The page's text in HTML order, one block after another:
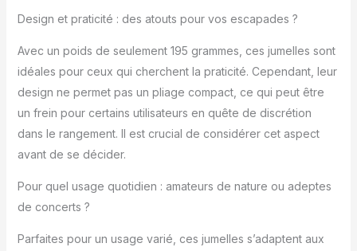
jumelles Pentax les
gamme pesant environ
195 g. Comme elles
faciles à utiliser, elles
peuvent être
facilement emportées
pour partager avec les
jumelles sont conçues
Design et praticité : des atouts pour vos escapades ?
Avec un poids de seulement 195 grammes, ces jumelles sont
idéales pour ceux qui cherchent la praticité. Cependant, leur
design ne permet pas un pliage compact, ce qui peut être
un frein pour certains utilisateurs en quête de discrétion
dans le rangement. Il est crucial de considérer cet aspect
avant de se décider.
Pour quel usage quotidien : amateurs de nature ou adeptes
de concerts ?
Parfaites pour un usage varié, ces jumelles s’adaptent aux